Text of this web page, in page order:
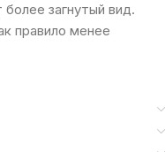
загнутый вид.
правило менее